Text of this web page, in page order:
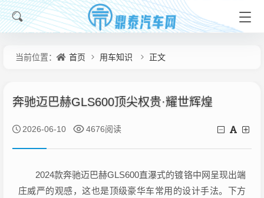
当前位置： 首页 用车知识 正文
奔驰迈巴赫GLS600顶尖权贵·耀世辉煌
2026-06-10 4676阅读
2024款奔驰迈巴赫GLS600直瀑式的镀铬中网呈现出端
庄威严的观感，这也是顶级豪华车常用的设计手法。下方